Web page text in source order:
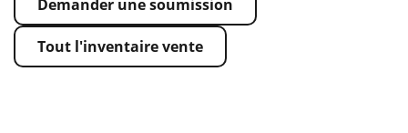
Demander une soumission
Tout l'inventaire vente